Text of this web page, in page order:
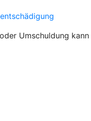
Umschuldung kann